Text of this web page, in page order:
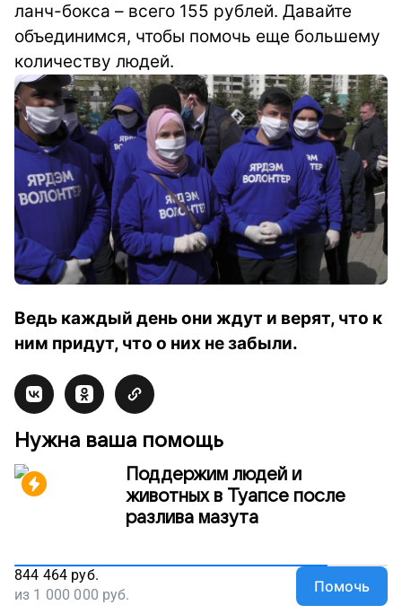
ланч-бокса – всего 155 рублей. Давайте
объединимся, чтобы помочь еще большему
количеству людей.
Ведь каждый день они ждут и верят, что к
ним придут, что о них не забыли.
Нужна ваша помощь
Поддержим людей и
животных в Туапсе после
разлива мазута
844 464 руб.
из 1 000 000 руб. Помочь